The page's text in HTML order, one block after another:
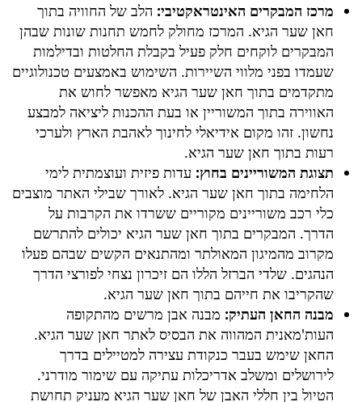
מרכז המבקרים האינטראקטיבי: הלב של החוויה בתוך
חאן שער הגיא. המרכז מחולק לחמש תחנות שונות שבהן
המבקרים לוקחים חלק פעיל בקבלת החלטות ובדילמות
שעמדו בפני מלווי השיירות. השימוש באמצעים טכנולוגיים
מתקדמים בתוך חאן שער הגיא מאפשר לחוש את
האווירה בתוך המשוריין או בעת ההכנות ליציאה למבצע
נחשון. זהו מקום אידיאלי לחינוך לאהבת הארץ ולערכי
רעות בתוך חאן שער הגיא.
תצוגת המשוריינים בחוץ: עדות פיזית ועוצמתית לימי
הלחימה בתוך חאן שער הגיא. לאורך שבילי האתר מוצבים
כלי רכב משוריינים מקוריים ששרדו את הקרבות על
הדרך. המבקרים בתוך חאן שער הגיא יכולים להתרשם
מקרוב מהמיגון המאולתר ומהתנאים הקשים שבהם פעלו
הנהגים. שלדי הברזל הללו הם זיכרון נצחי לפורצי הדרך
שהקריבו את חייהם בתוך חאן שער הגיא.
מבנה החאן העתיק: מבנה אבן מרשים מהתקופה
העות'מאנית המהווה את הבסיס לאתר חאן שער הגיא.
החאן שימש בעבר כנקודת עצירה למטיילים בדרך
לירושלים ומשלב אדריכלות עתיקה עם שימור מודרני.
הטיול בין חללי האבן של חאן שער הגיא מעניק תחושת